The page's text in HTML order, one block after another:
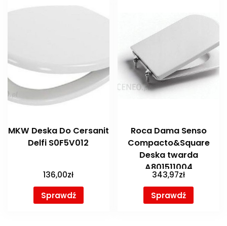
MKW Deska Do Cersanit
Delfi S0F5V012
136,00zł
Sprawdź
Roca Dama Senso
Compacto&Square
Deska twarda
A801511004
343,97zł
Sprawdź